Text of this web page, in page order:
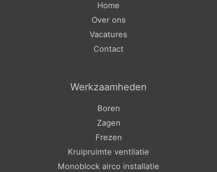
Home
Over ons
Vacatures
Contact
Werkzaamheden
Boren
Zagen
Frezen
Kruipruimte ventilatie
Monoblock airco installatie